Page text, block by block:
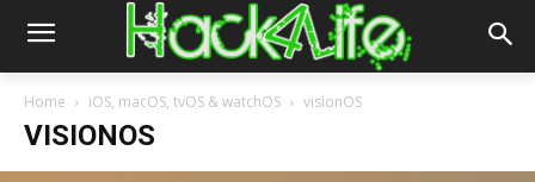
Home iOS, macOS, tvOS & watchOS visionOS
VISIONOS